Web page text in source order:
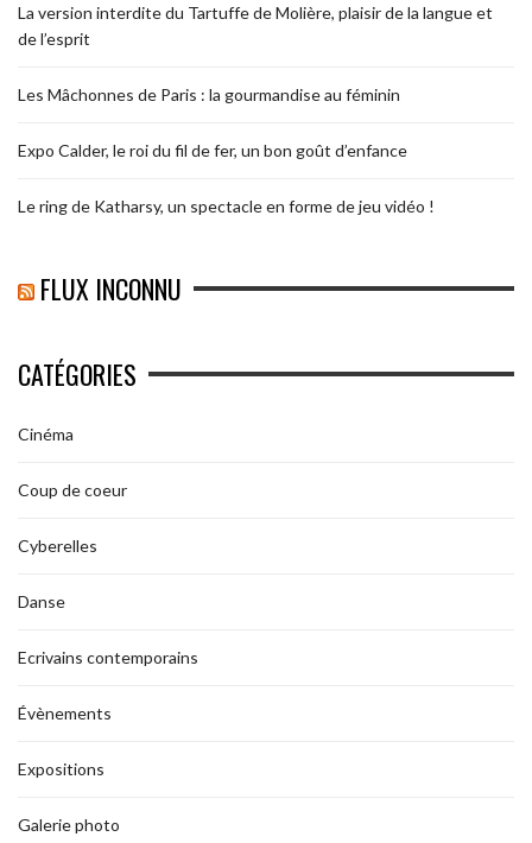
La version interdite du Tartuffe de Molière, plaisir de la langue et
de l’esprit
Les Mâchonnes de Paris : la gourmandise au féminin
Expo Calder, le roi du fil de fer, un bon goût d’enfance
Le ring de Katharsy, un spectacle en forme de jeu vidéo !
FLUX INCONNU
CATÉGORIES
Cinéma
Coup de coeur
Cyberelles
Danse
Ecrivains contemporains
Évènements
Expositions
Galerie photo